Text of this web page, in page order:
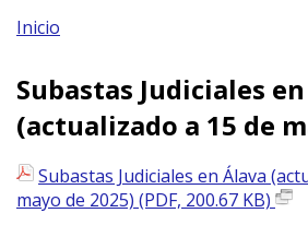
Inicio
Subastas Judiciales
(actualizado a 15 de
Subastas Judiciales en Álava
mayo de 2025) (PDF, 200.67 KB)